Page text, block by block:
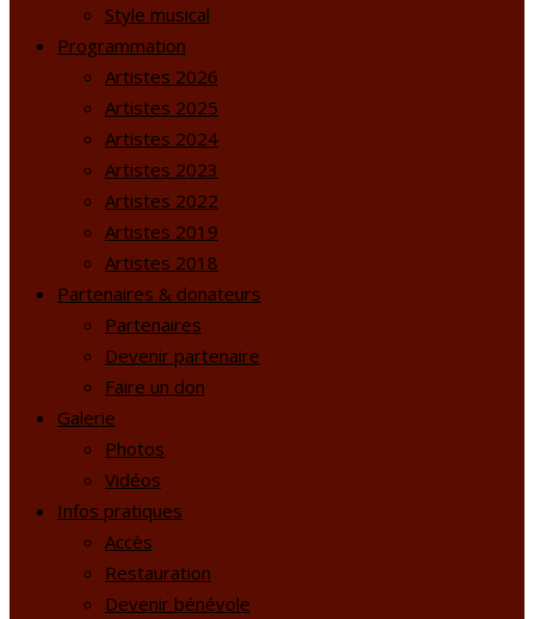
Style musical
Programmation
Artistes 2026
Artistes 2025
Artistes 2024
Artistes 2023
Artistes 2022
Artistes 2019
Artistes 2018
Partenaires & donateurs
Partenaires
Devenir partenaire
Faire un don
Galerie
Photos
Vidéos
Infos pratiques
Accès
Restauration
Devenir bénévole